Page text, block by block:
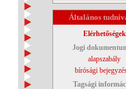
Általános
Elérhetőségek
Jogi
alapszabály
bírósági
Tagsági